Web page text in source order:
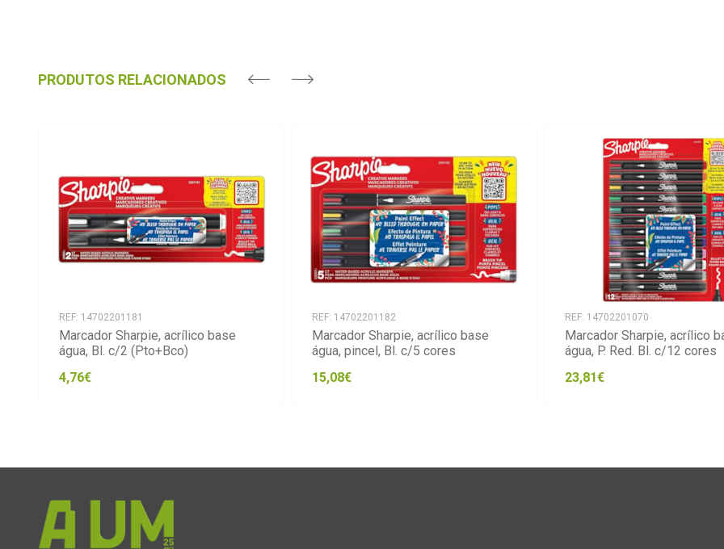
PRODUTOS RELACIONADOS
REF: 14702201181
Marcador Sharpie, acrílico base
água, Bl. c/2 (Pto+Bco)
4,76€
REF: 14702201182
Marcador Sharpie, acrílico base
água, pincel, Bl. c/5 cores
15,08€
REF: 14702201070
Marcador Sharpie, acrílico
água, P. Red. Bl. c/12 cores
23,81€